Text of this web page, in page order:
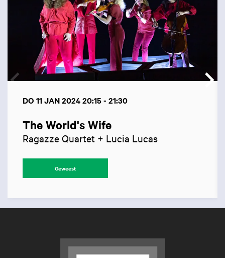
The World's Wife
Ragazze Quartet + Lucia Lucas
DO 11 JAN 202420:15 - 21:30
Geweest